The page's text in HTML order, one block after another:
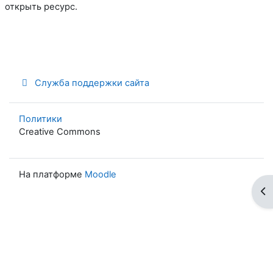
открыть ресурс.
Служба поддержки сайта
Политики
Creative Commons
На платформе Moodle